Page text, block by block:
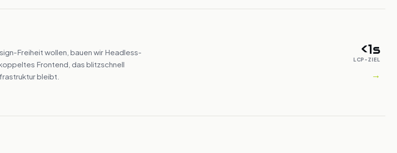
Freiheit wollen, bauen wir Headless-
Frontend, das blitzschnell
bleibt.
<1s
LCP-ZIEL
→